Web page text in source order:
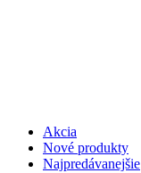
Akcia
Nové produkty
Najpredávanejšie